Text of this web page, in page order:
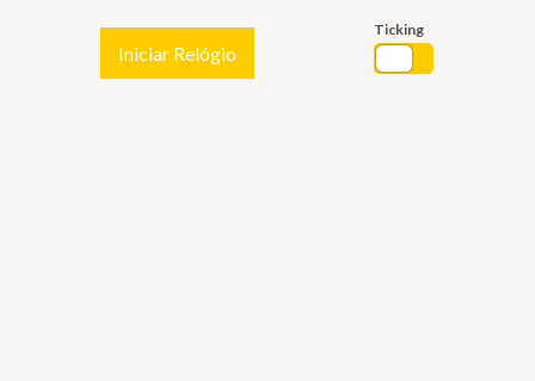
Iniciar Relógio
Ticking